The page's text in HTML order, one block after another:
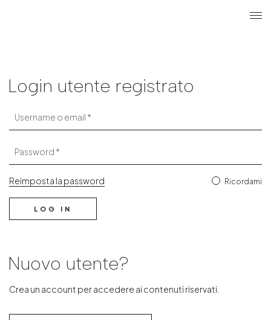
Cerca
Login
Login utente registrato
Username o email
Password
Reimposta la password Ricordami
LOG IN
Nuovo utente?
Crea un account per accedere ai contenuti riservati.